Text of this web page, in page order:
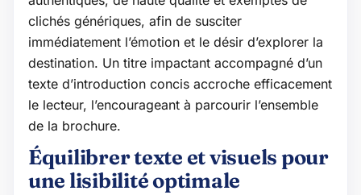
clichés génériques, afin de susciter
immédiatement l’émotion et le désir d’explorer la
destination. Un titre impactant accompagné d’un
texte d’introduction concis accroche efficacement
le lecteur, l’encourageant à parcourir l’ensemble
de la brochure.
Équilibrer texte et visuels pour
une lisibilité optimale